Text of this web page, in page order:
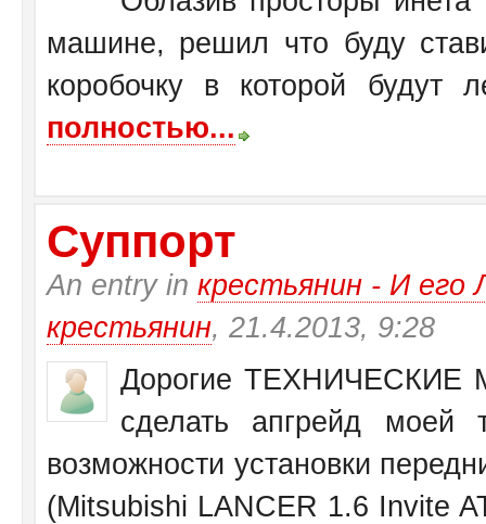
машине, решил что буду
коробочку в которой будут
полностью...
Суппорт
An entry in крестьянин - И
крестьянин, 21.4.2013, 9:28
Дорогие ТЕХНИЧЕСКИЕ
сделать апгрейд моей
возможности установки
(Mitsubishi LANCER 1.6 Invite